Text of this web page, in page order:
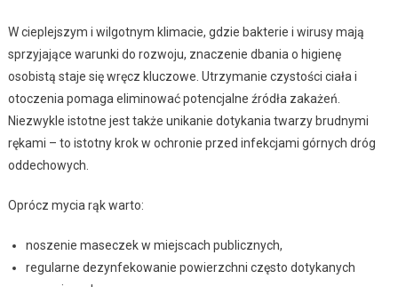
W cieplejszym i wilgotnym klimacie, gdzie bakterie i wirusy mają
sprzyjające warunki do rozwoju, znaczenie dbania o higienę
osobistą staje się wręcz kluczowe. Utrzymanie czystości ciała i
otoczenia pomaga eliminować potencjalne źródła zakażeń.
Niezwykle istotne jest także unikanie dotykania twarzy brudnymi
rękami – to istotny krok w ochronie przed infekcjami górnych dróg
oddechowych.
Oprócz mycia rąk warto:
noszenie maseczek w miejscach publicznych,
regularne dezynfekowanie powierzchni często dotykanych